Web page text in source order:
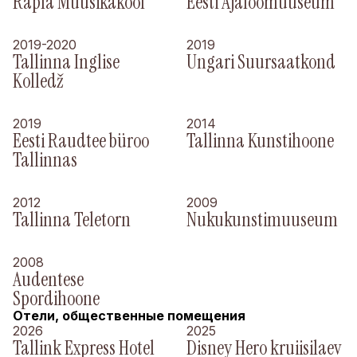
2019-2020
Tallinna Inglise
Kolledž
2019
Ungari Suursaatkond
2019
Eesti Raudtee büroo
Tallinnas
2014
Tallinna Kunstihoone
2012
Tallinna Teletorn
2009
Nukukunstimuuseum
2008
Audentese
Spordihoone
Отели, общественные помещения
2026
Tallink Express Hotel
2025
Disney Hero kruiisilaev